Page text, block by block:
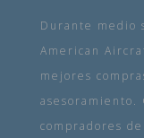
Durante medio
American
mejores
asesoramiento.
compradores